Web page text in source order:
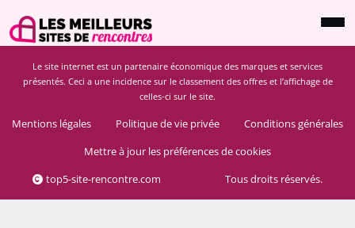
Le site internet est un partenaire économique des marques et services
présentés. Ceci a une incidence sur le classement des offres et l’affichage de
celles-ci sur le site.
Mentions légales Politique de vie privée
Conditions générales
Mettre à jour les préférences de cookies
top5-site-rencontre.com
Tous droits réservés.